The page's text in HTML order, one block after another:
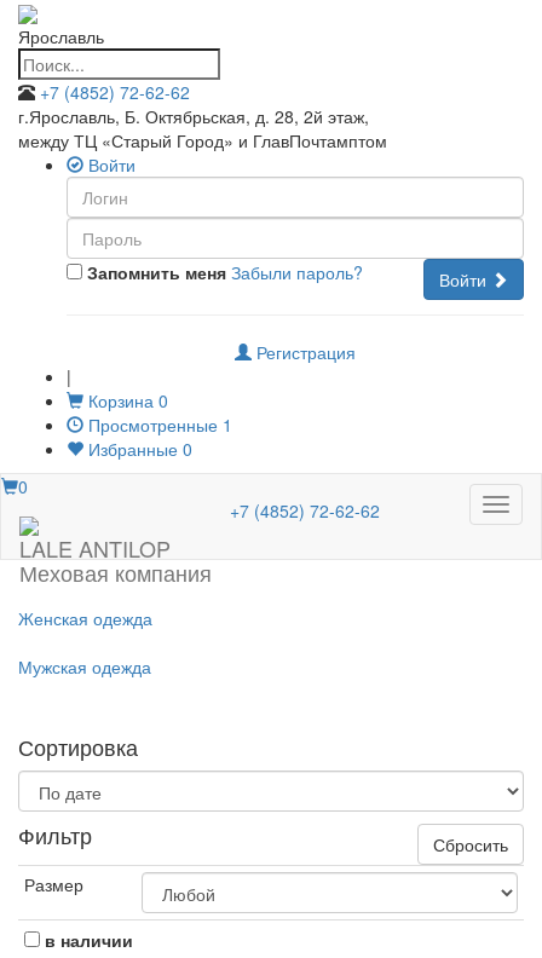
Ярославль
+7 (4852) 72-62-62
г.Ярославль, Б. Октябрьская, д. 28, 2й этаж,
между ТЦ «Старый Город» и ГлавПочтамптом
Войти
Запомнить меня Войти
Забыли пароль?
Регистрация
|
Корзина 0
Просмотренные 1
Избранные 0
Меню
0
LALE ANTILOP
Меховая компания
+7 (4852) 72-62-62
Женская одежда
Мужская одежда
Сортировка
Фильтр
Сбросить
Размер
в наличии